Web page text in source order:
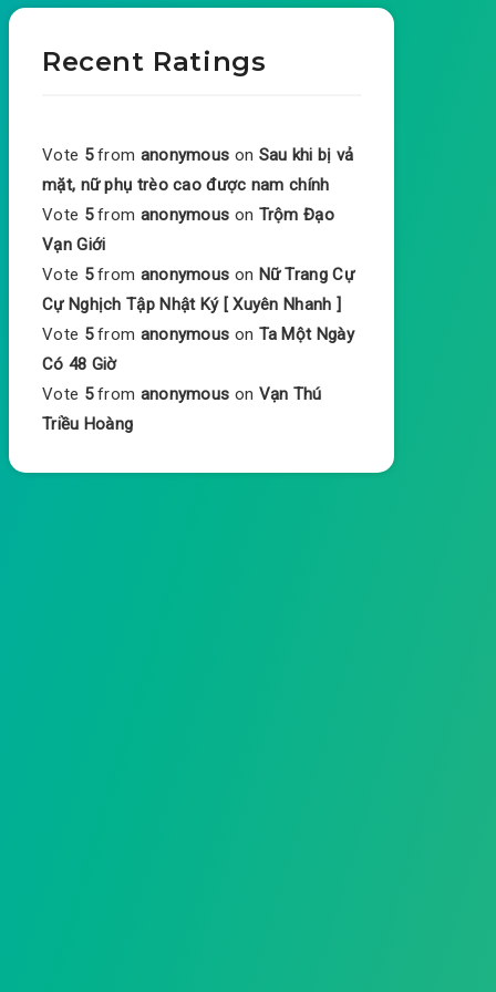
Recent Ratings
Vote 5 from anonymous on Sau khi bị vả
mặt, nữ phụ trèo cao được nam chính
Vote 5 from anonymous on Trộm Đạo
Vạn Giới
Vote 5 from anonymous on Nữ Trang Cự
Cự Nghịch Tập Nhật Ký [ Xuyên Nhanh ]
Vote 5 from anonymous on Ta Một Ngày
Có 48 Giờ
Vote 5 from anonymous on Vạn Thú
Triều Hoàng